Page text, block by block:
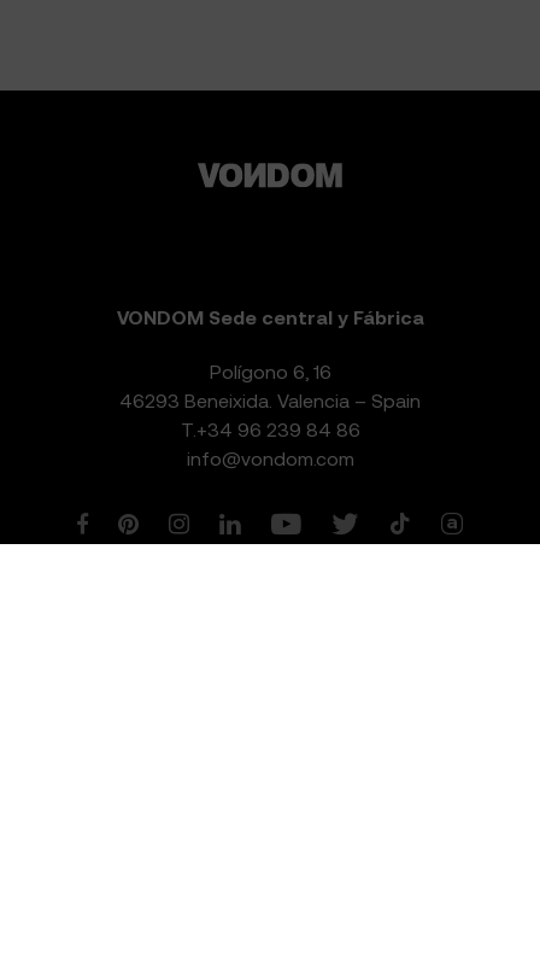
VONDOM Sede central y Fábrica
Polígono 6, 16
46293 Beneixida. Valencia – Spain
T. +34 96 239 84 86
info@vondom.com